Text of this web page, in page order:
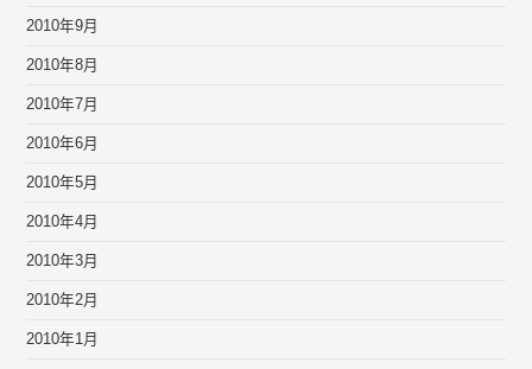
2010年9月
2010年8月
2010年7月
2010年6月
2010年5月
2010年4月
2010年3月
2010年2月
2010年1月